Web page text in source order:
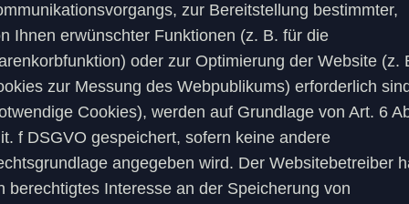
zur Bereitstellung bestimmter,
Ihnen erwünschter Funktionen (z. B. für die
oder zur Optimierung der Website (z.
zur Messung des Webpublikums) erforderlich
Cookies), werden auf Grundlage von Art. 6
f DSGVO gespeichert, sofern keine andere
angegeben wird. Der Websitebetreiber
berechtigtes Interesse an der Speicherung von